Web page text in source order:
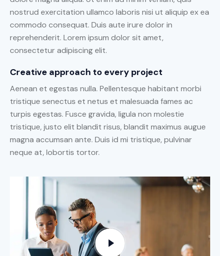
nostrud exercitation ullamco laboris nisi ut aliquip ex ea
commodo consequat. Duis aute irure dolor in
reprehenderit. Lorem ipsum dolor sit amet,
consectetur adipiscing elit.
Creative approach to every project
Aenean et egestas nulla. Pellentesque habitant morbi
tristique senectus et netus et malesuada fames ac
turpis egestas. Fusce gravida, ligula non molestie
tristique, justo elit blandit risus, blandit maximus augue
magna accumsan ante. Duis id mi tristique, pulvinar
neque at, lobortis tortor.